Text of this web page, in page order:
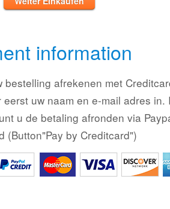
information
bestelling afrekenen met
eerst uw naam en e-mail adres
u de betaling afronden via
(Button"Pay by Creditcard")